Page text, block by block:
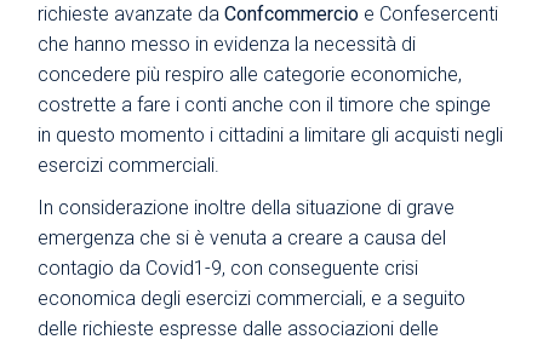
richieste avanzate daConfcommercio e Confesercenti
che hanno messo in evidenza la necessità di
concedere più respiro alle categorie economiche,
costrette a fare i conti anche con il timore che spinge
in questo momento i cittadini a limitare gli acquisti negli
esercizi commerciali.
In considerazione inoltre della situazione di grave
emergenza che si è venuta a creare a causa del
contagio da Covid1-9, con conseguente crisi
economica degli esercizi commerciali, e a seguito
delle richieste espresse dalle associazioni delle